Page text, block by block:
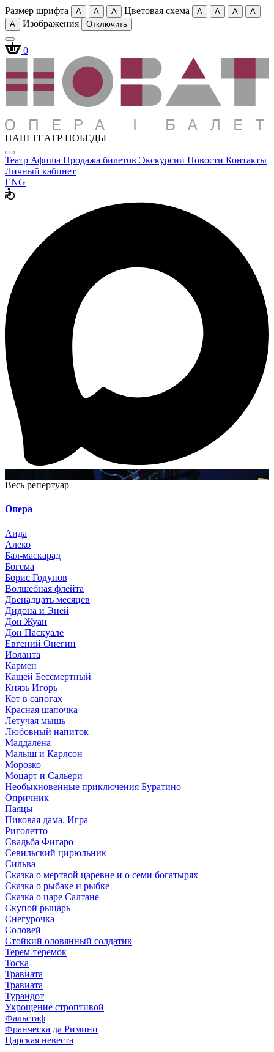
Размер шрифта A A A Цветовая схема A A A
A
A
Изображения Отключить
0
НАШ ТЕАТР ПОБЕДЫ
Театр Афиша Продажа билетов Экскурсии Новости Контакты
Личный кабинет
ENG
6+
Весь репертуар
Опера
Аида
Алеко
Бал-маскарад
Богема
Борис Годунов
Волшебная флейта
Двенадцать месяцев
Дидона и Эней
Дон Жуан
Дон Паскуале
Евгений Онегин
Иоланта
Кармен
Кащей Бессмертный
Князь Игорь
Кот в сапогах
Красная шапочка
Летучая мышь
Любовный напиток
Маддалена
Малыш и Карлсон
Морозко
Моцарт и Сальери
Необыкновенные приключения Буратино
Опричник
Паяцы
Пиковая дама. Игра
Риголетто
Свадьба Фигаро
Севильский цирюльник
Сильва
Сказка о мертвой царевне и о семи богатырях
Сказка о рыбаке и рыбке
Сказка о царе Салтане
Скупой рыцарь
Снегурочка
Соловей
Стойкий оловянный солдатик
Терем-теремок
Тоска
Травиата
Травиата
Турандот
Укрощение строптивой
Фальстаф
Франческа да Римини
Царская невеста